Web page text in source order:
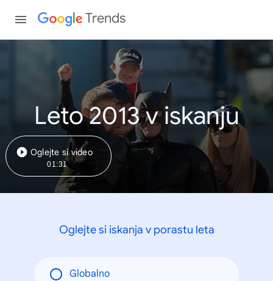
Trends
Leto 2013 v iskanju
Oglejte si video
01:31
Oglejte si iskanja v porastu leta
Globalno